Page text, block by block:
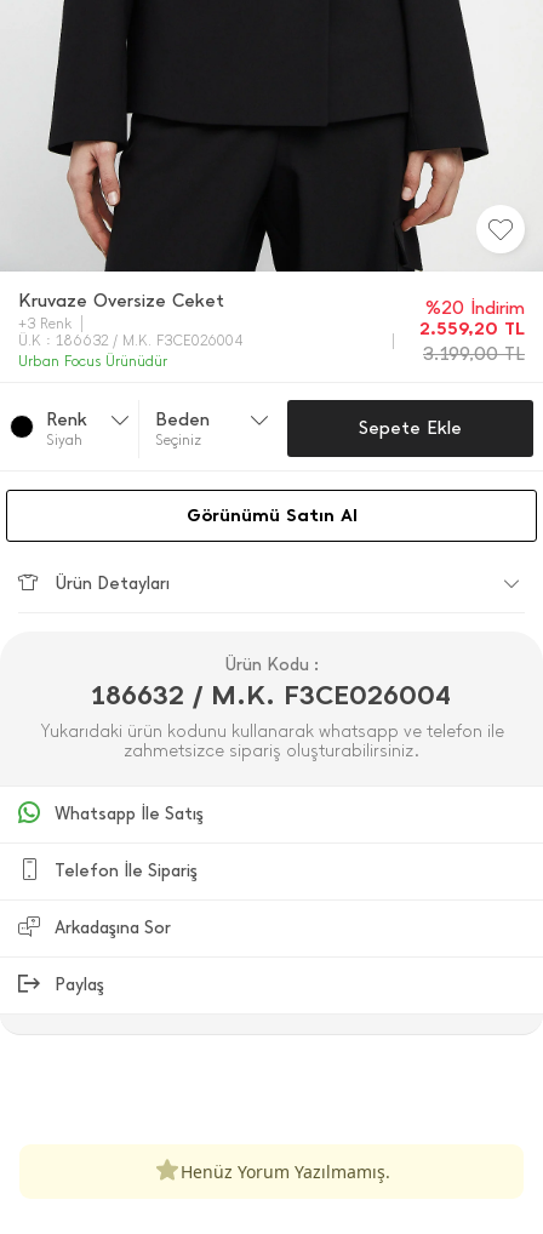
Kruvaze Oversize Ceket
+3 Renk
Ü.K : 186632 / M.K. F3CE026004
Urban Focus Ürünüdür
%20 İndirim
2.559,20 TL
3.199,00TL
Renk
Si̇yah
Beden
Seçiniz
Sepete Ekle
Görünümü Satın Al
Ürün Detayları
Ürün Kodu :
186632 / M.K. F3CE026004
Yukarıdaki ürün kodunu kullanarak whatsapp ve telefon ile
zahmetsizce sipariş oluşturabilirsiniz.
Whatsapp İle Satış
Telefon İle Sipariş
Arkadaşına Sor
Paylaş
Henüz Yorum Yazılmamış.